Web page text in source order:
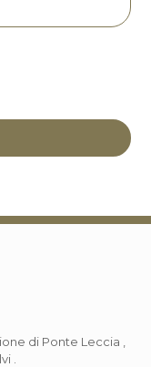
di Ponte Leccia ,
.